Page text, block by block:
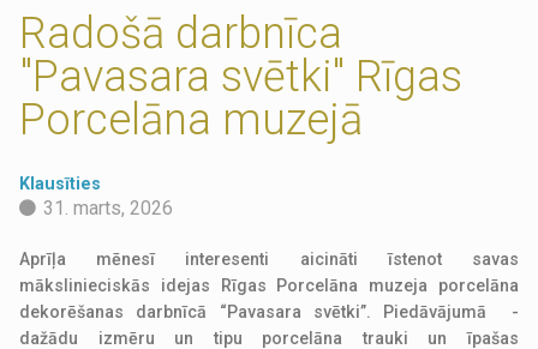
Radošā darbnīca
"Pavasara svētki" Rīgas
Porcelāna muzejā
Klausīties
31. marts, 2026
Aprīļa mēnesī interesenti aicināti īstenot savas
mākslinieciskās idejas Rīgas Porcelāna muzeja porcelāna
dekorēšanas darbnīcā “Pavasara svētki”. Piedāvājumā -
dažādu izmēru un tipu porcelāna trauki un īpašas